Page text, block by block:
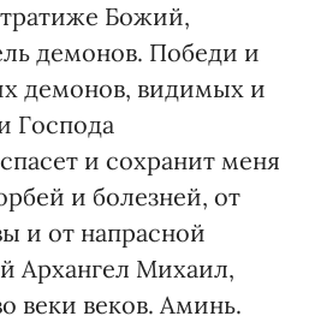
Божий,
демонов. Победи и
демонов, видимых и
Господа
и сохранит меня
и болезней, от
и от напрасной
Архангел Михаил,
веки веков. Аминь.